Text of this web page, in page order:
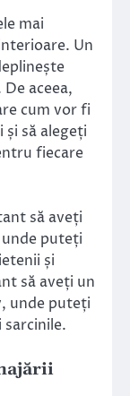
mai
Un
aceea,
cum vor fi
să alegeți
fiecare
să aveți
unde puteți
și
să aveți un
unde puteți
sarcinile.